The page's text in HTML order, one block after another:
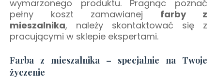
wymarzonego produktu. Pragnąc poznać
pełny koszt zamawianej farby z
mieszalnika, należy skontaktować się z
pracującymi w sklepie ekspertami.
Farba z mieszalnika – specjalnie na Twoje
życzenie